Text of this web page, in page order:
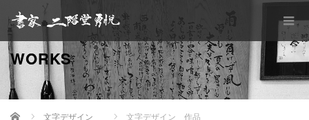
WORKS
Home 文字デザイン 文字デザイン 作品